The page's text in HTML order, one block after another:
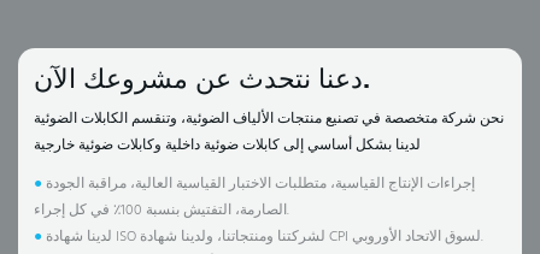
دعنا نتحدث عن مشروعك الآن.
نحن شركة متخصصة في تصنيع منتجات الألياف الضوئية، وتنقسم الكابلات الضوئية
● إجراءات الإنتاج القياسية، متطلبات الاختبار القياسية العالية، مراقبة الجودة
الصارمة، التفتيش بنسبة 100٪ في كل إجراء.
●
لدينا شهادة ISO لشركتنا ومنتجاتنا، ولدينا شهادة CPI لسوق الاتحاد الأوروبي.